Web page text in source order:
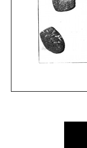
Navegación